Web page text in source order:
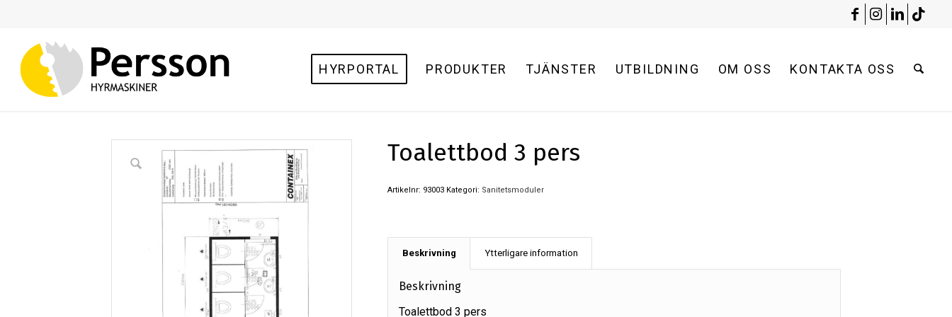
HYRPORTAL PRODUKTER TJÄNSTER UTBILDNING OM OSS KONTAKTA OSS
Toalettbod 3 pers
Artikelnr: 93003 Kategori: Sanitetsmoduler
Beskrivning Ytterligare information
Beskrivning
Toalettbod 3 pers